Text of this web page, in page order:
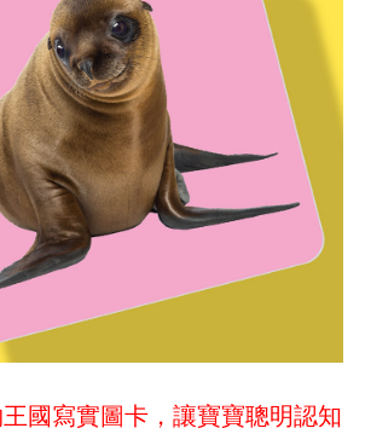
國寫實圖卡，讓寶寶聰明認知